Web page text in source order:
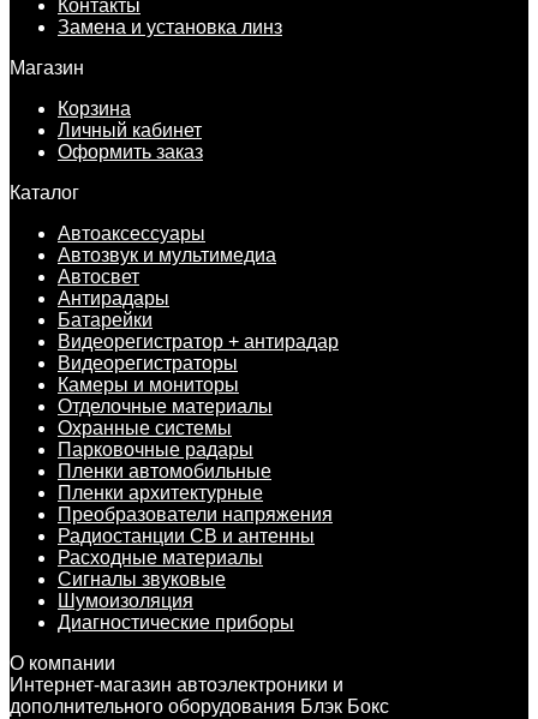
Контакты
Замена и установка линз
Магазин
Корзина
Личный кабинет
Оформить заказ
Каталог
Автоаксессуары
Автозвук и мультимедиа
Автосвет
Антирадары
Батарейки
Видеорегистратор + антирадар
Видеорегистраторы
Камеры и мониторы
Отделочные материалы
Охранные системы
Парковочные радары
Пленки автомобильные
Пленки архитектурные
Преобразователи напряжения
Радиостанции CB и антенны
Расходные материалы
Сигналы звуковые
Шумоизоляция
Диагностические приборы
О компании
Интернет-магазин автоэлектроники и
дополнительного оборудования Блэк Бокс